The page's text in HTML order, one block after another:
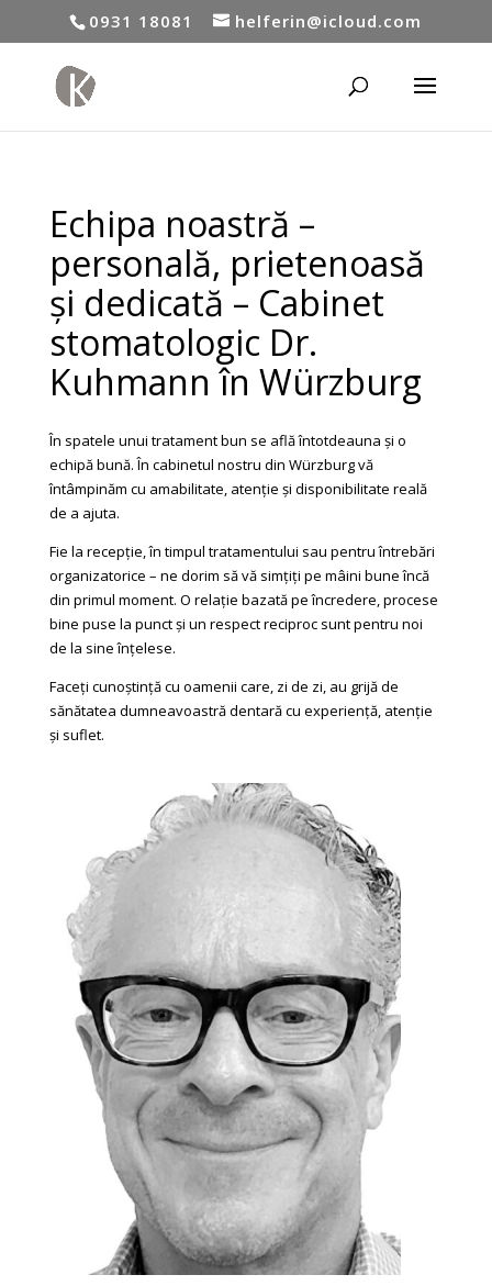
0931 18081 helferin@icloud.com
Echipa noastră –
personală, prietenoasă
și dedicată – Cabinet
stomatologic Dr.
Kuhmann în Würzburg
În spatele unui tratament bun se află întotdeauna și o
echipă bună. În cabinetul nostru din Würzburg vă
întâmpinăm cu amabilitate, atenție și disponibilitate reală
de a ajuta.
Fie la recepție, în timpul tratamentului sau pentru întrebări
organizatorice – ne dorim să vă simțiți pe mâini bune încă
din primul moment. O relație bazată pe încredere, procese
bine puse la punct și un respect reciproc sunt pentru noi
de la sine înțelese.
Faceți cunoștință cu oamenii care, zi de zi, au grijă de
sănătatea dumneavoastră dentară cu experiență, atenție
și suflet.